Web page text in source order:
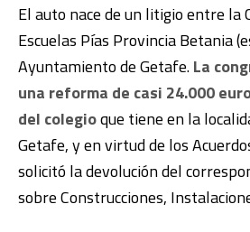
El auto nace de un litigio entre la
Escuelas Pías Provincia Betania
Ayuntamiento de Getafe.La
una reforma de casi 24.000
del colegioque tiene en la
Getafe, y en virtud de los
solicitó la devolución del
sobre Construcciones,